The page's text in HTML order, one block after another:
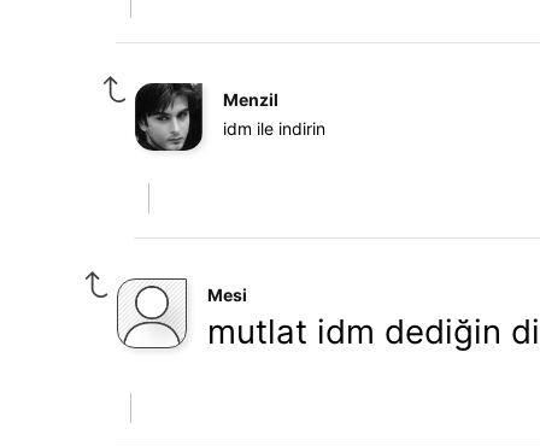
Menzil
idm ile indirin
Mesi
mutlat idm dediğin